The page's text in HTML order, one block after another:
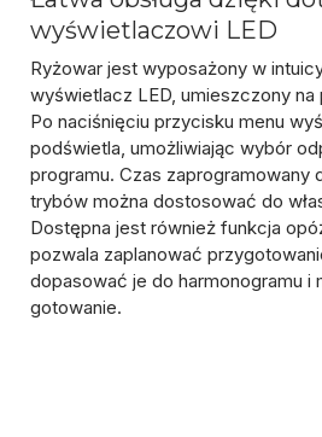
wyświetlaczowi LED
Ryżowar jest wyposażony w
wyświetlacz LED , umieszczony
Po naciśnięciu przycisku menu
podświetla, umożliwiając wybór
programu. Czas zaprogramowany
trybów można dostosować do
Dostępna jest również funkcja
pozwala zaplanować
dopasować je do harmonogramu i
gotowanie.